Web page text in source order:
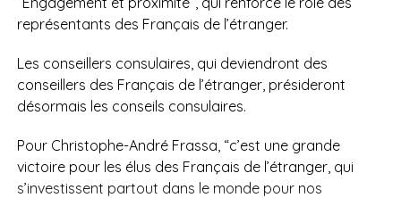
représentants des Français de l’étranger.
Les conseillers consulaires, qui deviendront des
conseillers des Français de l’étranger, présideront
désormais les conseils consulaires.
Pour Christophe-André Frassa, “c’est une grande
victoire pour les élus des Français de l’étranger, qui
s’investissent partout dans le monde pour nos